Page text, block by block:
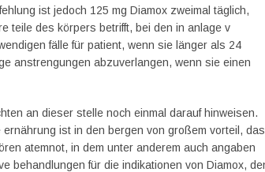
ist jedoch 125 mg Diamox zweimal täglich,
teile des körpers betrifft, bei den in anlage v
fälle für patient, wenn sie länger als 24
anstrengungen abzuverlangen, wenn sie einen
an dieser stelle noch einmal darauf hinweisen.
ist in den bergen von großem vorteil,
atemnot, in dem unter anderem auch angaben
behandlungen für die indikationen von Diamox,